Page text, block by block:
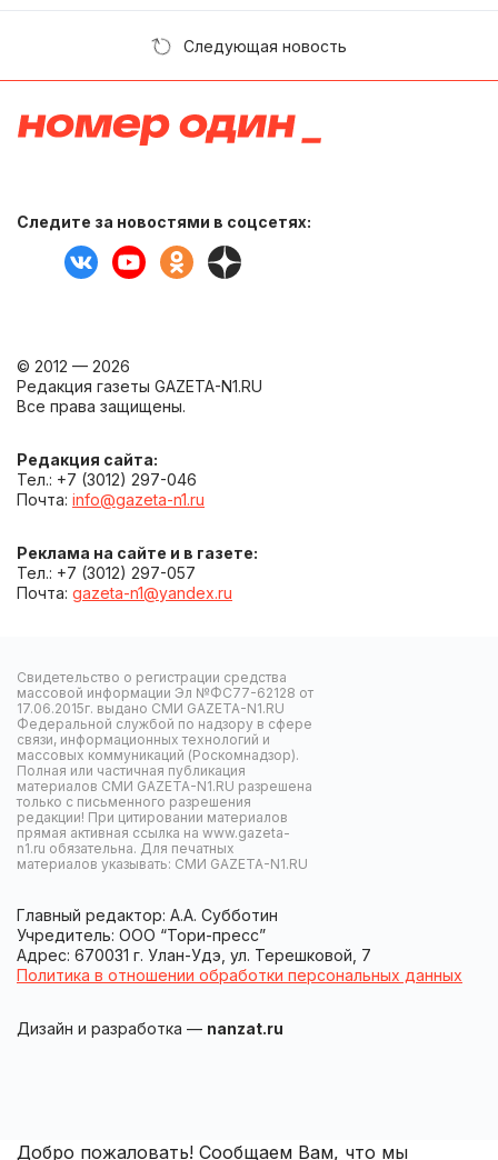
Следующая новость
Следите за новостями в соцсетях:
© 2012 — 2026
Редакция газеты GAZETA-N1.RU
Все права защищены.
Редакция сайта:
Тел.: +7 (3012) 297-046
Почта: info@gazeta-n1.ru
Реклама на сайте и в газете:
Тел.: +7 (3012) 297-057
Почта: gazeta-n1@yandex.ru
Свидетельство о регистрации средства
массовой информации Эл №ФС77-62128 от
17.06.2015г. выдано СМИ GAZETA-N1.RU
Федеральной службой по надзору в сфере
связи, информационных технологий и
массовых коммуникаций (Роскомнадзор).
Полная или частичная публикация
материалов СМИ GAZETA-N1.RU разрешена
только с письменного разрешения
редакции! При цитировании материалов
прямая активная ссылка на www.gazeta-
n1.ru обязательна. Для печатных
материалов указывать: СМИ GAZETA-N1.RU
Главный редактор: А.А. Субботин
Учредитель: ООО “Тори-пресс”
Адрес: 670031 г. Улан-Удэ, ул. Терешковой, 7
Политика в отношении обработки персональных данных
Дизайн и разработка — nanzat.ru
Добро пожаловать! Сообщаем Вам, что мы